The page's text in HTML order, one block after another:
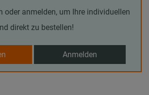
oder anmelden, um Ihre individuellen
direkt zu bestellen!
Anmelden